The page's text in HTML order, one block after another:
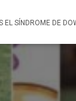
EL SÍNDROME DE